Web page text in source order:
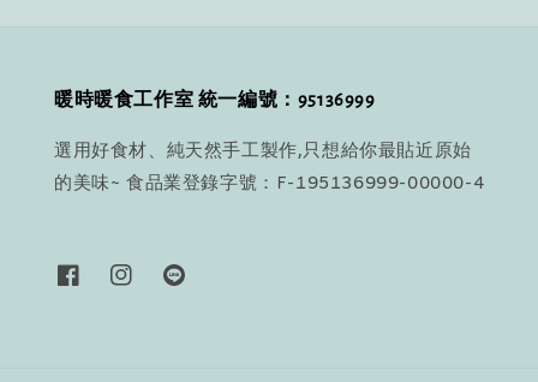
暖時暖食工作室 統一編號：95136999
選用好食材、純天然手工製作,只想給你最貼近原始
的美味~ 食品業登錄字號：F-195136999-00000-4